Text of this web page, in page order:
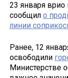
23 января
сообщил о
линии
Ранее, 12
освободили
Министерстве